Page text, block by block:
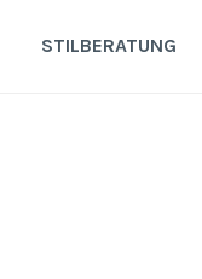
InhaltSTILBERATUNG